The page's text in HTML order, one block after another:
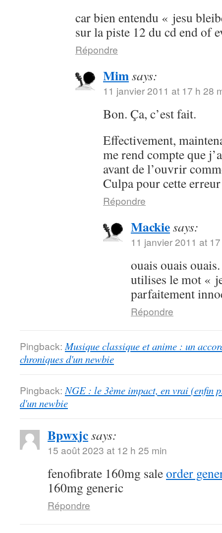
car bien entendu « jesu
sur la piste 12 du cd end of
Répondre
Mimsays:
11 janvier 2011 at 17 h 28
Bon. Ça, c’est fait.
Effectivement,
me rend compte que
avant de l’ouvrir
Culpa pour cette
Répondre
Mackiesays:
11 janvier 2011 at
ouais ouais
utilises le mot «
parfaitement
Répondre
Pingback: Musique classique et anime : un
chroniques d'un newbie
Pingback: NGE : le 3ème impact, en vrai (enfin
d'un newbie
Bpwxjcsays:
15 août 2023 at 12 h 25 min
fenofibrate 160mg saleorder
160mg generic
Répondre